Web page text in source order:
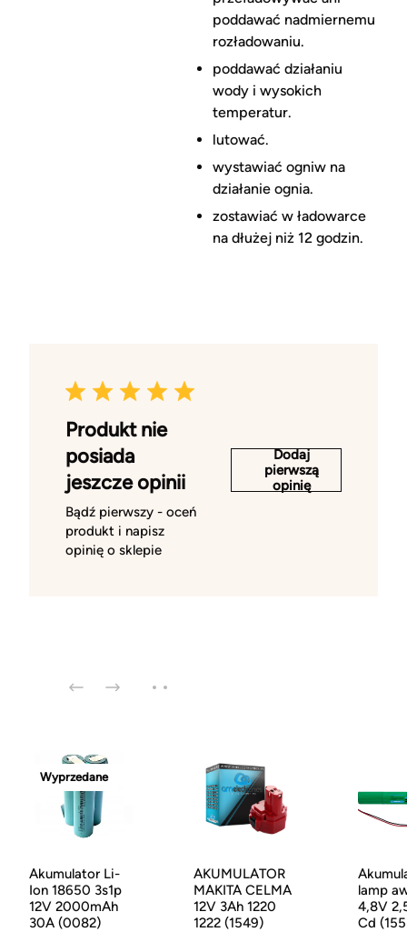
poddawać nadmiernemu
rozładowaniu.
poddawać działaniu
wody i wysokich
temperatur.
lutować.
wystawiać ogniw na
działanie ognia.
zostawiać w ładowarce
na dłużej niż 12 godzin.
Produkt nie
posiada
jeszcze opinii
Bądź pierwszy - oceń
produkt i napisz
opinię o sklepie
Dodaj
pierwszą
opinię
Wyprzedane
Akumulator Li-
Ion 18650 3s1p
12V 2000mAh
30A (0082)
AKUMULATOR
MAKITA CELMA
12V 3Ah 1220
1222 (1549)
lamp
4,8V
Cd